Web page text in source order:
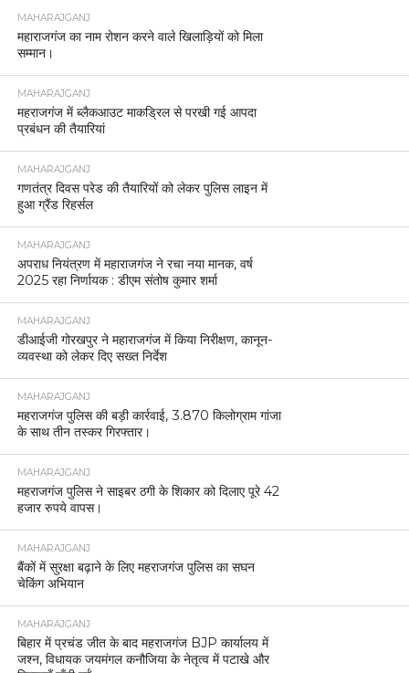
MAHARAJGANJ
महाराजगंज का नाम रोशन करने वाले खिलाड़ियों को मिला
सम्मान।
MAHARAJGANJ
महराजगंज में ब्लैकआउट माकड्रिल से परखी गई आपदा
प्रबंधन की तैयारियां
MAHARAJGANJ
गणतंत्र दिवस परेड की तैयारियों को लेकर पुलिस लाइन में
हुआ ग्रैंड रिहर्सल
MAHARAJGANJ
अपराध नियंत्रण में महाराजगंज ने रचा नया मानक, वर्ष
2025 रहा निर्णायक : डीएम संतोष कुमार शर्मा
MAHARAJGANJ
डीआईजी गोरखपुर ने महाराजगंज में किया निरीक्षण, कानून-
व्यवस्था को लेकर दिए सख्त निर्देश
MAHARAJGANJ
महराजगंज पुलिस की बड़ी कार्रवाई, 3.870 किलोग्राम गांजा
के साथ तीन तस्कर गिरफ्तार।
MAHARAJGANJ
महराजगंज पुलिस ने साइबर ठगी के शिकार को दिलाए पूरे 42
हजार रुपये वापस।
MAHARAJGANJ
बैंकों में सुरक्षा बढ़ाने के लिए महराजगंज पुलिस का सघन
चेकिंग अभियान
MAHARAJGANJ
बिहार में प्रचंड जीत के बाद महराजगंज BJP कार्यालय में
जश्न, विधायक जयमंगल कनौजिया के नेतृत्व में पटाखे और